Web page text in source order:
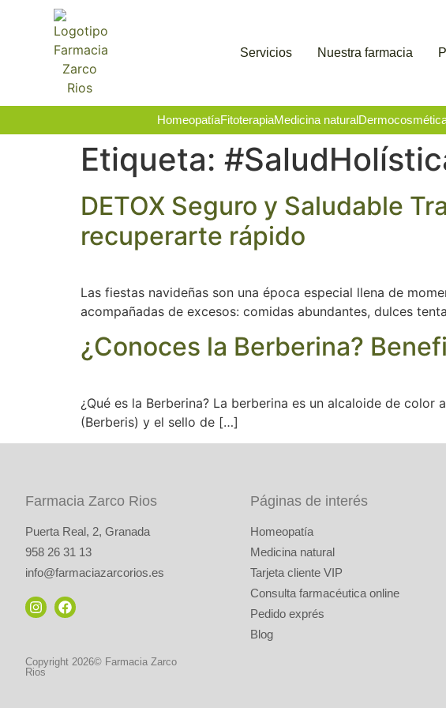
Servicios Nuestra farmacia
HomeopatíaFitoterapiaMedicina natural
Etiqueta:
DETOX Seguro y Saludable
recuperarte rápido
Las fiestas navideñas son una época especial llena de
acompañadas de excesos: comidas abundantes, dulces
¿Conoces la Berberina?
¿Qué es la Berberina? La berberina es un alcaloide de
(Berberis) y el sello de […]
Farmacia Zarco Rios
Puerta Real, 2, Granada
958 26 31 13
info@farmaciazarcorios.es
Copyright 2026© Farmacia Zarco
Rios
Páginas de interés
Homeopatía
Medicina natural
Tarjeta cliente VIP
Consulta farmacéutica online
Pedido exprés
Blog